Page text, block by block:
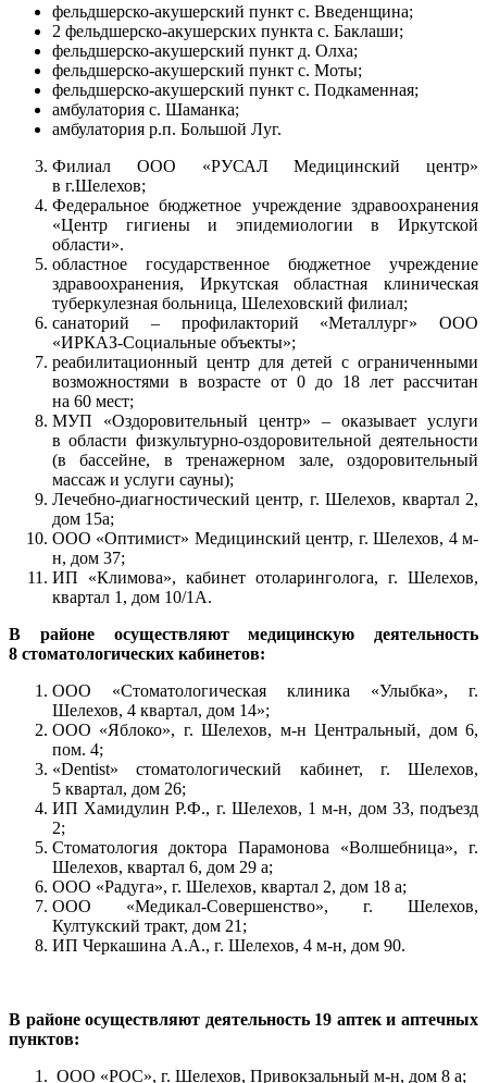
фельдшерско-акушерский пункт с. Введенщина;
2 фельдшерско-акушерских пункта с. Баклаши;
фельдшерско-акушерский пункт д. Олха;
фельдшерско-акушерский пункт с. Моты;
фельдшерско-акушерский пункт с. Подкаменная;
амбулатория с. Шаманка;
амбулатория р.п. Большой Луг.
Филиал ООО «РУСАЛ Медицинский центр»
в г.Шелехов;
Федеральное бюджетное учреждение здравоохранения
«Центр гигиены и эпидемиологии в Иркутской
области».
областное государственное бюджетное учреждение
здравоохранения, Иркутская областная клиническая
туберкулезная больница, Шелеховский филиал;
санаторий – профилакторий «Металлург» ООО
«ИРКАЗ-Социальные объекты»;
реабилитационный центр для детей с ограниченными
возможностями в возрасте от 0 до 18 лет рассчитан
на 60 мест;
МУП «Оздоровительный центр» – оказывает услуги
в области физкультурно-оздоровительной деятельности
(в бассейне, в тренажерном зале, оздоровительный
массаж и услуги сауны);
Лечебно-диагностический центр, г. Шелехов, квартал 2,
дом 15а;
ООО «Оптимист» Медицинский центр, г. Шелехов, 4 м-
н, дом 37;
ИП «Климова», кабинет отоларинголога, г. Шелехов,
квартал 1, дом 10/1А.
В районе осуществляют медицинскую деятельность
8 стоматологических кабинетов:
ООО «Стоматологическая клиника «Улыбка», г.
Шелехов, 4 квартал, дом 14»;
ООО «Яблоко», г. Шелехов, м-н Центральный, дом 6,
пом. 4;
«Dentist» стоматологический кабинет, г. Шелехов,
5 квартал, дом 26;
ИП Хамидулин Р.Ф., г. Шелехов, 1 м-н, дом 33, подъезд
2;
Стоматология доктора Парамонова «Волшебница», г.
Шелехов, квартал 6, дом 29 а;
ООО «Радуга», г. Шелехов, квартал 2, дом 18 а;
ООО «Медикал-Совершенство», г. Шелехов,
Култукский тракт, дом 21;
ИП Черкашина А.А., г. Шелехов, 4 м-н, дом 90.
В районе осуществляют деятельность 19 аптек и аптечных
пунктов:
ООО «РОС», г. Шелехов, Привокзальный м-н, дом 8 а;